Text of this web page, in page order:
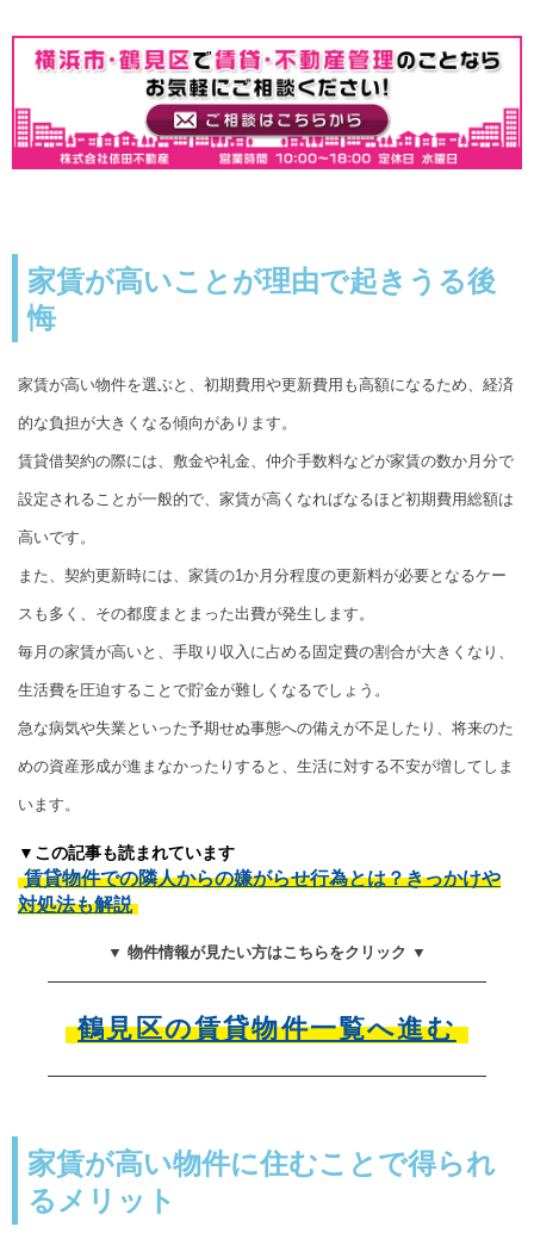
家賃が高いことが理由で起きうる後
悔
家賃が高い物件を選ぶと、初期費用や更新費用も高額になるため、経済
的な負担が大きくなる傾向があります。
賃貸借契約の際には、敷金や礼金、仲介手数料などが家賃の数か月分で
設定されることが一般的で、家賃が高くなればなるほど初期費用総額は
高いです。
また、契約更新時には、家賃の1か月分程度の更新料が必要となるケー
スも多く、その都度まとまった出費が発生します。
毎月の家賃が高いと、手取り収入に占める固定費の割合が大きくなり、
生活費を圧迫することで貯金が難しくなるでしょう。
急な病気や失業といった予期せぬ事態への備えが不足したり、将来のた
めの資産形成が進まなかったりすると、生活に対する不安が増してしま
います。
▼この記事も読まれています
賃貸物件での隣人からの嫌がらせ行為とは？きっかけや
対処法も解説
▼ 物件情報が見たい方はこちらをクリック ▼
鶴見区の賃貸物件一覧へ進む
家賃が高い物件に住むことで得られ
るメリット